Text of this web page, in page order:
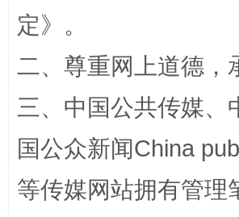
站台名比不上好声名
定》。
二、尊重网上道德，
三、中国公共传媒、
国公众新闻China
等传媒网站拥有管理